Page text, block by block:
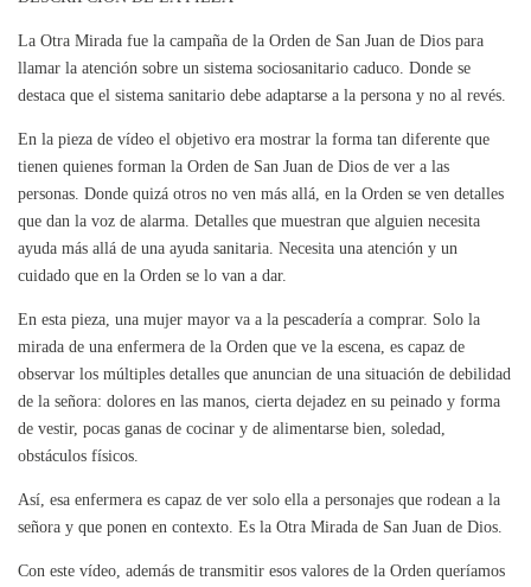
La Otra Mirada fue la campaña de la Orden de San Juan de Dios para
llamar la atención sobre un sistema sociosanitario caduco. Donde se
destaca que el sistema sanitario debe adaptarse a la persona y no al revés.
En la pieza de vídeo el objetivo era mostrar la forma tan diferente que
tienen quienes forman la Orden de San Juan de Dios de ver a las
personas. Donde quizá otros no ven más allá, en la Orden se ven detalles
que dan la voz de alarma. Detalles que muestran que alguien necesita
ayuda más allá de una ayuda sanitaria. Necesita una atención y un
cuidado que en la Orden se lo van a dar.
En esta pieza, una mujer mayor va a la pescadería a comprar. Solo la
mirada de una enfermera de la Orden que ve la escena, es capaz de
observar los múltiples detalles que anuncian de una situación de debilidad
de la señora: dolores en las manos, cierta dejadez en su peinado y forma
de vestir, pocas ganas de cocinar y de alimentarse bien, soledad,
obstáculos físicos.
Así, esa enfermera es capaz de ver solo ella a personajes que rodean a la
señora y que ponen en contexto. Es la Otra Mirada de San Juan de Dios.
Con este vídeo, además de transmitir esos valores de la Orden queríamos